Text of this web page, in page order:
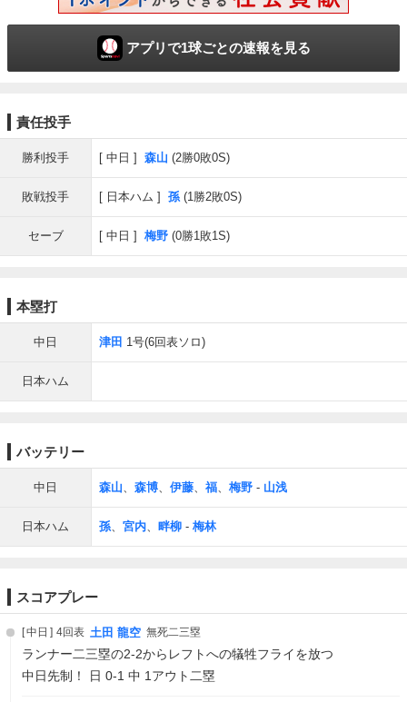
アプリで1球ごとの速報を見る
責任投手
勝利投手 中日 森山 (2勝0敗0S)
敗戦投手 日本ハム 孫 (1勝2敗0S)
セーブ 中日 梅野 (0勝1敗1S)
本塁打
中日 津田 1号(6回表ソロ)
日本ハム
バッテリー
中日 森山、 森博、 伊藤、 福、 梅野 - 山浅
日本ハム 孫、 宮内、 畔柳 - 梅林
スコアプレー
中日 4回表 土田 龍空 無死二三塁
ランナー二三塁の2-2からレフトへの犠牲フライを放つ
中日先制！ 日 0-1 中 1アウト二塁